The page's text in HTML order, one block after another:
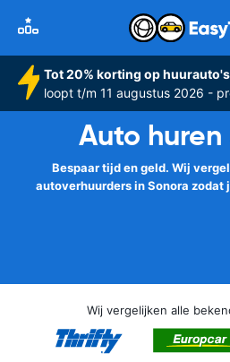
Tot 20% korting op
loopt t/m 11 augustus 2026 -
Auto huren
Bespaar tijd en geld. Wij
autoverhuurders in Sonora zodat
Wij vergelijken alle